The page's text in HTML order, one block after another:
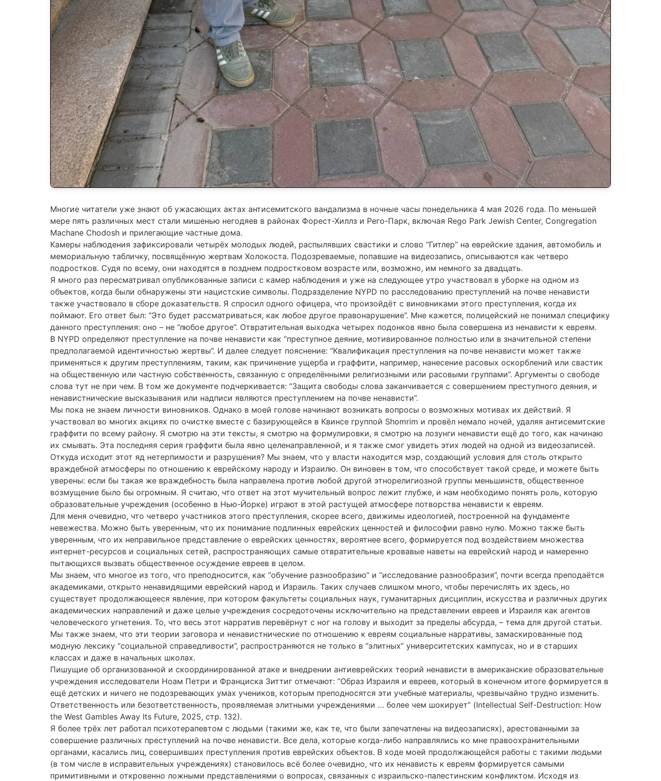
Многие читатели уже знают об ужасающих актах антисемитского вандализма в ночные часы понедельника 4 мая 2026 года. По меньшей
мере пять различных мест стали мишенью негодяев в районах Форест-Хиллз и Рего-Парк, включая Rego Park Jewish Center, Congregation
Machane Chodosh и прилегающие частные дома.
Камеры наблюдения зафиксировали четырёх молодых людей, распылявших свастики и слово “Гитлер” на еврейские здания, автомобиль и
мемориальную табличку, посвящённую жертвам Холокоста. Подозреваемые, попавшие на видеозапись, описываются как четверо
подростков. Судя по всему, они находятся в позднем подростковом возрасте или, возможно, им немного за двадцать.
Я много раз пересматривал опубликованные записи с камер наблюдения и уже на следующее утро участвовал в уборке на одном из
объектов, когда были обнаружены эти нацистские символы. Подразделение NYPD по расследованию преступлений на почве ненависти
также участвовало в сборе доказательств. Я спросил одного офицера, что произойдёт с виновниками этого преступления, когда их
поймают. Его ответ был: “Это будет рассматриваться, как любое другое правонарушение”. Мне кажется, полицейский не понимал специфику
данного преступления: оно – не “любое другое”. Отвратительная выходка четырех подонков явно была совершена из ненависти к евреям.
В NYPD определяют преступление на почве ненависти как “преступное деяние, мотивированное полностью или в значительной степени
предполагаемой идентичностью жертвы”. И далее следует пояснение: “Квалификация преступления на почве ненависти может также
применяться к другим преступлениям, таким, как причинение ущерба и граффити, например, нанесение расовых оскорблений или свастик
на общественную или частную собственность, связанную с определёнными религиозными или расовыми группами”. Аргументы о свободе
слова тут не при чем. В том же документе подчеркивается: “Защита свободы слова заканчивается с совершением преступного деяния, и
ненавистнические высказывания или надписи являются преступлением на почве ненависти”.
Мы пока не знаем личности виновников. Однако в моей голове начинают возникать вопросы о возможных мотивах их действий. Я
участвовал во многих акциях по очистке вместе с базирующейся в Квинсе группой Shomrim и провёл немало ночей, удаляя антисемитские
граффити по всему району. Я смотрю на эти тексты, я смотрю на формулировки, я смотрю на лозунги ненависти ещё до того, как начинаю
их смывать. Эта последняя серия граффити была явно целенаправленной, и я также смог увидеть этих людей на одной из видеозаписей.
Откуда исходит этот яд нетерпимости и разрушения? Мы знаем, что у власти находится мэр, создающий условия для столь открыто
враждебной атмосферы по отношению к еврейскому народу и Израилю. Он виновен в том, что способствует такой среде, и можете быть
уверены: если бы такая же враждебность была направлена против любой другой этнорелигиозной группы меньшинств, общественное
возмущение было бы огромным. Я считаю, что ответ на этот мучительный вопрос лежит глубже, и нам необходимо понять роль, которую
образовательные учреждения (особенно в Нью-Йорке) играют в этой растущей атмосфере потворства ненависти к евреям.
Для меня очевидно, что четверо участников этого преступления, скорее всего, движимы идеологией, построенной на фундаменте
невежества. Можно быть уверенным, что их понимание подлинных еврейских ценностей и философии равно нулю. Можно также быть
уверенным, что их неправильное представление о еврейских ценностях, вероятнее всего, формируется под воздействием множества
интернет-ресурсов и социальных сетей, распространяющих самые отвратительные кровавые наветы на еврейский народ и намеренно
пытающихся вызвать общественное осуждение евреев в целом.
Мы знаем, что многое из того, что преподносится, как “обучение разнообразию” и “исследование разнообразия”, почти всегда преподаётся
академиками, открыто ненавидящими еврейский народ и Израиль. Таких случаев слишком много, чтобы перечислять их здесь, но
существует продолжающееся явление, при котором факультеты социальных наук, гуманитарных дисциплин, искусства и различных других
академических направлений и даже целые учреждения сосредоточены исключительно на представлении евреев и Израиля как агентов
человеческого угнетения. То, что весь этот нарратив перевёрнут с ног на голову и выходит за пределы абсурда, – тема для другой статьи.
Мы также знаем, что эти теории заговора и ненавистнические по отношению к евреям социальные нарративы, замаскированные под
модную лексику “социальной справедливости”, распространяются не только в “элитных” университетских кампусах, но и в старших
классах и даже в начальных школах.
Пишущие об организованной и скоординированной атаке и внедрении антиеврейских теорий ненависти в американские образовательные
учреждения исследователи Ноам Петри и Франциска Зиттиг отмечают: “Образ Израиля и евреев, который в конечном итоге формируется в
ещё детских и ничего не подозревающих умах учеников, которым преподносятся эти учебные материалы, чрезвычайно трудно изменить.
Ответственность или безответственность, проявляемая элитными учреждениями … более чем шокирует” (Intellectual Self-Destruction: How
the West Gambles Away Its Future, 2025, стр. 132).
Я более трёх лет работал психотерапевтом с людьми (такими же, как те, что были запечатлены на видеозаписях), арестованными за
совершение различных преступлений на почве ненависти. Все дела, которые когда-либо направлялись ко мне правоохранительными
органами, касались лиц, совершивших преступления против еврейских объектов. В ходе моей продолжающейся работы с такими людьми
(в том числе в исправительных учреждениях) становилось всё более очевидно, что их ненависть к евреям формируется самыми
примитивными и откровенно ложными представлениями о вопросах, связанных с израильско-палестинским конфликтом. Исходя из